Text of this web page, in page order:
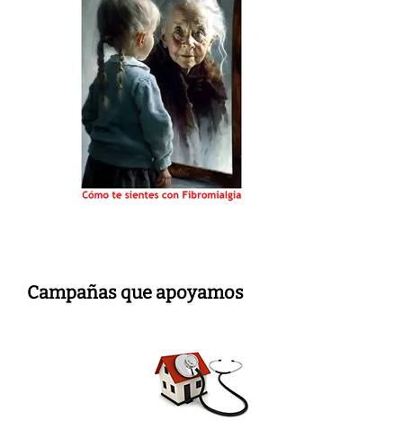
Campañas que apoyamos